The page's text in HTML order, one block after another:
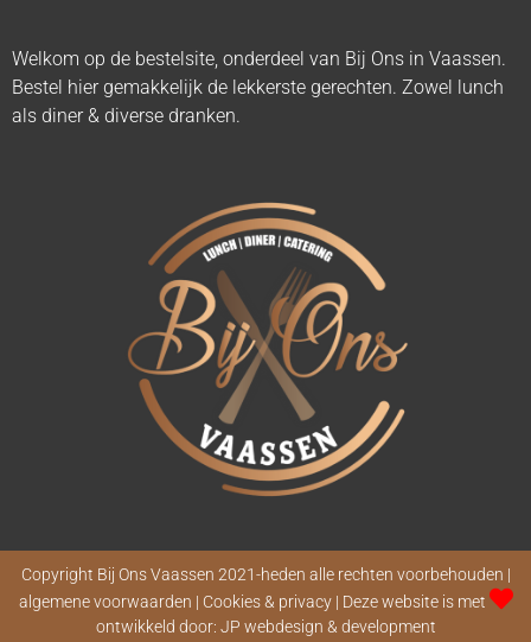
Welkom op de bestelsite, onderdeel van Bij Ons in Vaassen.
Bestel hier gemakkelijk de lekkerste gerechten. Zowel lunch
als diner & diverse dranken.
Copyright Bij Ons Vaassen 2021-heden alle rechten voorbehouden |
algemene voorwaarden | Cookies & privacy | Deze website is met
ontwikkeld door: JP webdesign & development